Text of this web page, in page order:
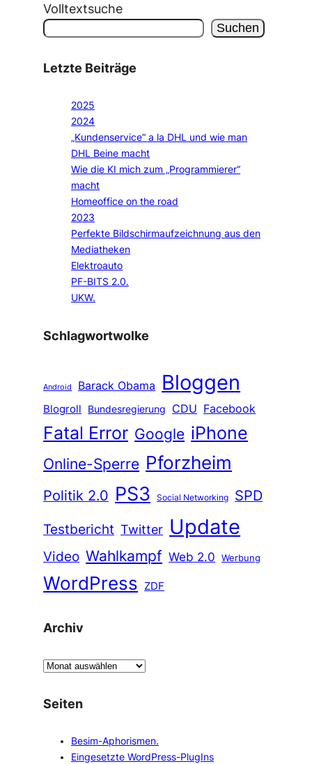
Volltextsuche
Suchen
Letzte Beiträge
2025
2024
„Kundenservice“ a la DHL und wie man
DHL Beine macht
Wie die KI mich zum „Programmierer“
macht
Homeoffice on the road
2023
Perfekte Bildschirmaufzeichnung aus den
Mediatheken
Elektroauto
PF-BITS 2.0.
UKW.
Schlagwortwolke
Android Barack Obama Bloggen
Blogroll Bundesregierung CDU Facebook
Fatal Error Google iPhone
Online-Sperre Pforzheim
Politik 2.0 PS3 Social Networking
SPD
Testbericht Twitter Update
Video Wahlkampf Web 2.0 Werbung
WordPress ZDF
Archiv
A
c
h
Seiten
Besim-Aphorismen.
Eingesetzte WordPress-PlugIns